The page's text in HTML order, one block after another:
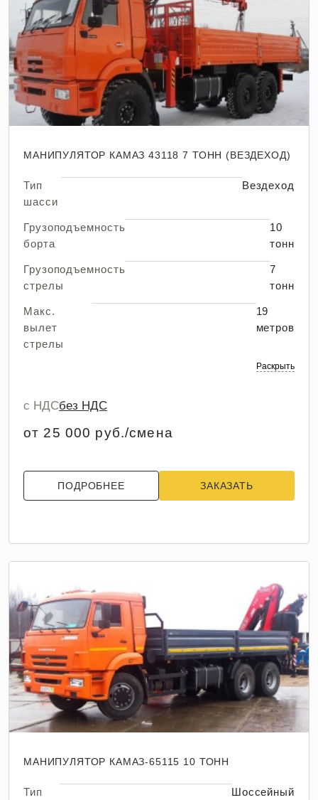
МАНИПУЛЯТОР КАМАЗ 43118 7 ТОНН (ВЕЗДЕХОД)
Тип
шасси
Вездеход
Грузоподъемность
борта
10
тонн
Грузоподъемность
стрелы
7
тонн
Макс.
вылет
стрелы
19
метров
Раскрыть
с НДСбез НДС
от 25 000 руб./смена
ПОДРОБНЕЕ ЗАКАЗАТЬ
МАНИПУЛЯТОР КАМАЗ-65115 10 ТОНН
Тип
Шоссейный